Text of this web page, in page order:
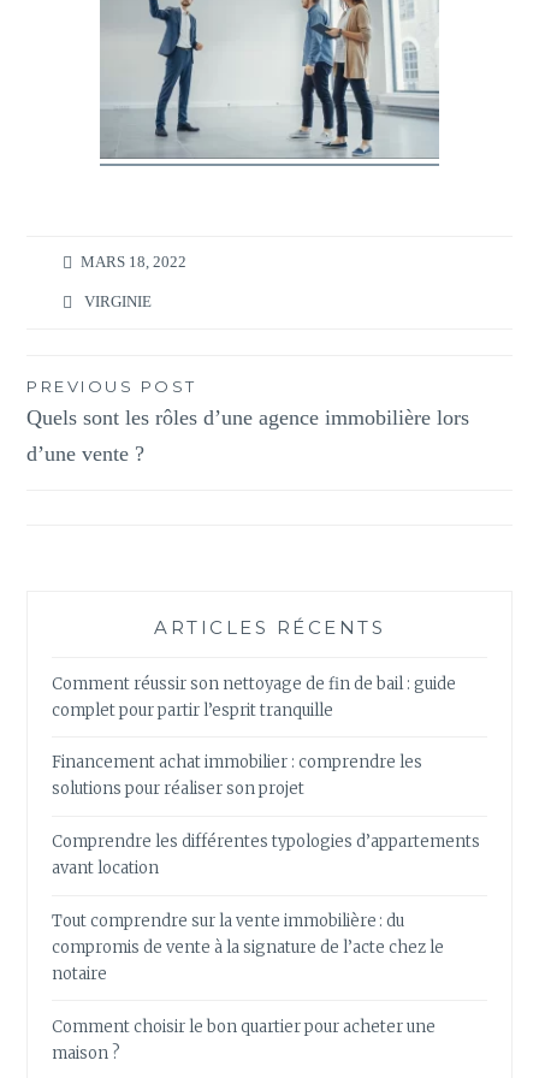
MARS 18, 2022
VIRGINIE
Navigation
de
PREVIOUS POST
Quels sont les rôles d’une agence immobilière lors
d’une vente ?
ARTICLES RÉCENTS
Comment réussir son nettoyage de fin de bail : guide
complet pour partir l’esprit tranquille
Financement achat immobilier : comprendre les
solutions pour réaliser son projet
Comprendre les différentes typologies d’appartements
avant location
Tout comprendre sur la vente immobilière : du
compromis de vente à la signature de l’acte chez le
notaire
Comment choisir le bon quartier pour acheter une
maison ?